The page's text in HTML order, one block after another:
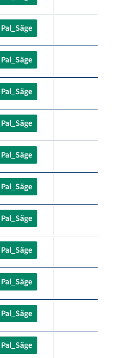
Pal_Säge
Pal_Säge
Pal_Säge
Pal_Säge
Pal_Säge
Pal_Säge
Pal_Säge
Pal_Säge
Pal_Säge
Pal_Säge
Pal_Säge